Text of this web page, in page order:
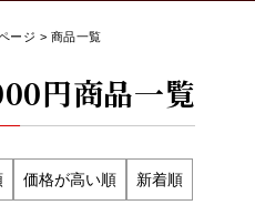
ージ 商品一覧
円商品一覧
価格が高い順 新着順